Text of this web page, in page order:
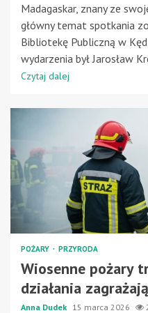
Madagaskar, znany ze
główny temat spotkania
Bibliotekę Publiczną w
wydarzenia był Jarosław
Czytaj dalej
POŻARY PRZYRODA
Wiosenne pożary
działania
Anna Dudek 15 marca 2026